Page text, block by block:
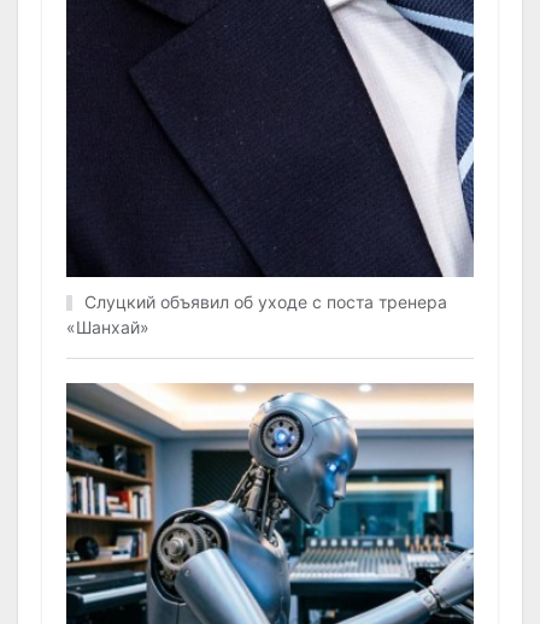
Слуцкий объявил об уходе с поста тренера
«Шанхай»